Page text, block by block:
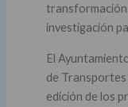
transformación
investigación
El
de
edición de los